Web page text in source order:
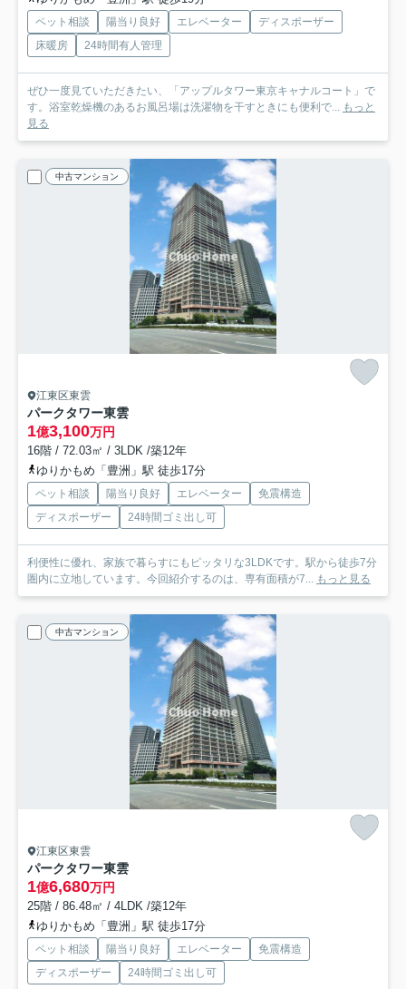
ペット相談 陽当り良好 エレベーター
ディスポーザー
床暖房
24時間有人管理
ぜひ一度見ていただきたい、「アップルタワー東京キャナルコート」で
す。浴室乾燥機のあるお風呂場は洗濯物を干すときにも便利で...
もっと
見る
中古マンション
江東区東雲
パークタワー東雲
1億3,100万円
16階 / 72.03㎡ / 3LDK /築12年
ゆりかもめ「豊洲」駅 徒歩17分
ペット相談 陽当り良好 エレベーター
免震構造
ディスポーザー
24時間ゴミ出し可
利便性に優れ、家族で暮らすにもピッタリな3LDKです。駅から徒歩7分
圏内に立地しています。今回紹介するのは、専有面積が7...
もっと見る
中古マンション
江東区東雲
パークタワー東雲
1億6,680万円
25階 / 86.48㎡ / 4LDK /築12年
ゆりかもめ「豊洲」駅 徒歩17分
ペット相談 陽当り良好 エレベーター
免震構造
ディスポーザー
24時間ゴミ出し可